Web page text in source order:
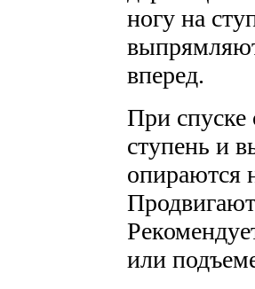
ногу на
вперед.
При
ступень и
опираются
или